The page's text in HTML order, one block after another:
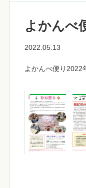
よかんべ
2022.05.13
よかんべ便り2022